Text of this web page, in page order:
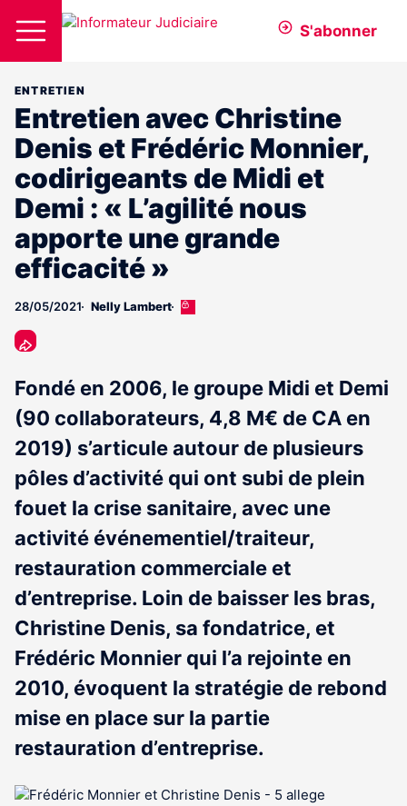
S'abonner
ENTRETIEN
Entretien avec Christine
Denis et Frédéric Monnier,
codirigeants de Midi et
Demi : « L’agilité nous
apporte une grande
efficacité »
28/05/2021 Nelly Lambert
Cet
abonnés
Fondé en 2006, le groupe Midi et Demi
(90 collaborateurs, 4,8 M€ de CA en
2019) s’articule autour de plusieurs
pôles d’activité qui ont subi de plein
fouet la crise sanitaire, avec une
activité événementiel/traiteur,
restauration commerciale et
d’entreprise. Loin de baisser les bras,
Christine Denis, sa fondatrice, et
Frédéric Monnier qui l’a rejointe en
2010, évoquent la stratégie de rebond
mise en place sur la partie
restauration d’entreprise.